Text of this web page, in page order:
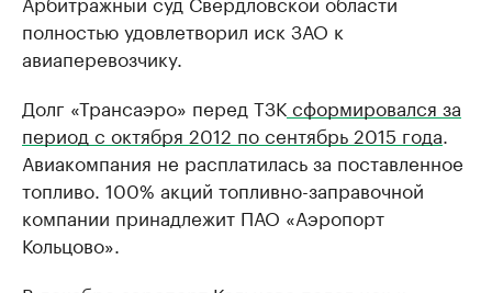
полностью удовлетворил иск ЗАО к
авиаперевозчику.
Долг «Трансаэро» перед ТЗКсформировался за
период с октября 2012 по сентябрь 2015 года
Авиакомпания не расплатилась за поставленное
топливо. 100% акций топливно-заправочной
компании принадлежит ПАО «Аэропорт
Кольцово».